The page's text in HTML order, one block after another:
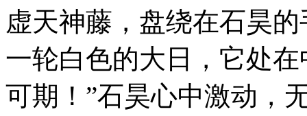
虚天神藤，盘绕在石昊
一轮白色的大日，它处
可期！”石昊心中激动，